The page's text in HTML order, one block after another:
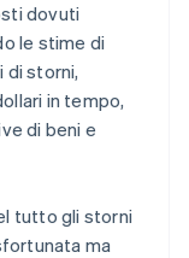
dovuti
le stime di
di storni,
in tempo,
di beni e
tutto gli storni
ma